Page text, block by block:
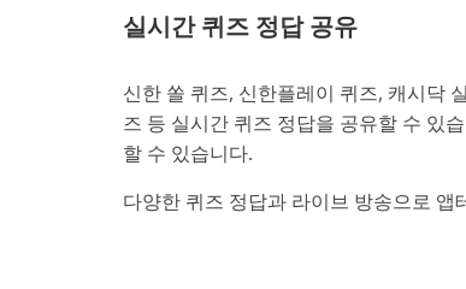
실시간 퀴즈 정답 공유
신한 쏠 퀴즈, 신한플레이 퀴즈, 캐시닥
즈 등 실시간 퀴즈 정답을 공유할 수 있
할 수 있습니다.
다양한 퀴즈 정답과 라이브 방송으로 앱